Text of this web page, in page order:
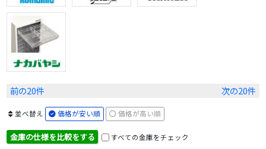
前の20件 次の20件
金庫の仕様を比較をする すべての金庫をチェック
並べ替え 価格が安い順 価格が高い順